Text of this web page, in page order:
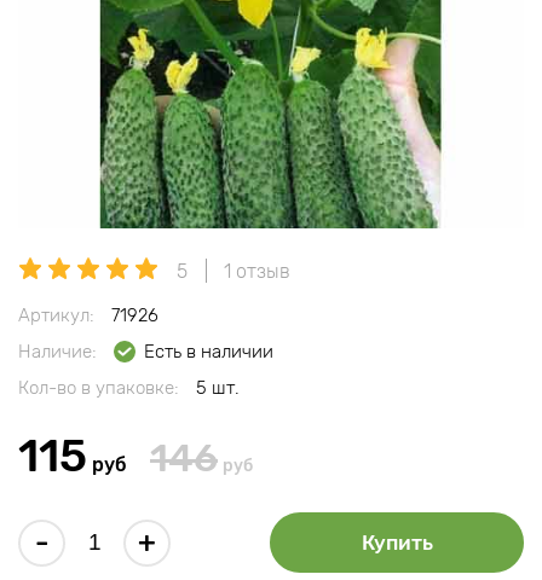
5 1 отзыв
Артикул:
71926
Наличие:
Есть в наличии
Кол-во в упаковке:
5 шт.
115 руб 146 руб
- + Купить